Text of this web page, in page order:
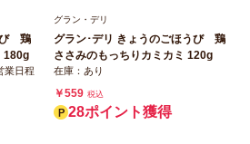
び 鶏
180g
業日程
グラン・デリ
グラン･デリ きょうのごほうび 鶏
ささみのもっちりカミカミ 120g
在庫：あり
￥559 税込
28ポイント獲得